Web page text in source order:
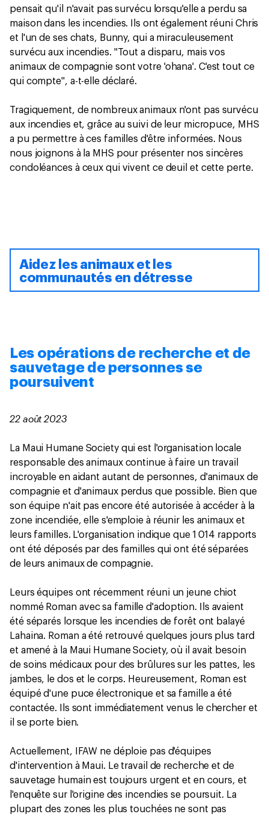
pensait qu'il n'avait pas survécu lorsqu'elle a perdu sa
maison dans les incendies. Ils ont également réuni Chris
et l'un de ses chats, Bunny, qui a miraculeusement
survécu aux incendies. "Tout a disparu, mais vos
animaux de compagnie sont votre 'ohana'. C'est tout ce
qui compte", a-t-elle déclaré.
Tragiquement, de nombreux animaux n'ont pas survécu
aux incendies et, grâce au suivi de leur micropuce, MHS
a pu permettre à ces familles d'être informées. Nous
nous joignons à la MHS pour présenter nos sincères
condoléances à ceux qui vivent ce deuil et cette perte.
Aidez les animaux et les
communautés en détresse
Les opérations de recherche et de
sauvetage de personnes se
poursuivent
22 août 2023
La Maui Humane Society qui est l'organisation locale
responsable des animaux continue à faire un travail
incroyable en aidant autant de personnes, d'animaux de
compagnie et d'animaux perdus que possible. Bien que
son équipe n'ait pas encore été autorisée à accéder à la
zone incendiée, elle s'emploie à réunir les animaux et
leurs familles. L'organisation indique que 1 014 rapports
ont été déposés par des familles qui ont été séparées
de leurs animaux de compagnie.
Leurs équipes ont récemment réuni un jeune chiot
nommé Roman avec sa famille d'adoption. Ils avaient
été séparés lorsque les incendies de forêt ont balayé
Lahaina. Roman a été retrouvé quelques jours plus tard
et amené à la Maui Humane Society, où il avait besoin
de soins médicaux pour des brûlures sur les pattes, les
jambes, le dos et le corps. Heureusement, Roman est
équipé d'une puce électronique et sa famille a été
contactée. Ils sont immédiatement venus le chercher et
il se porte bien.
Actuellement, IFAW ne déploie pas d'équipes
d'intervention à Maui. Le travail de recherche et de
sauvetage humain est toujours urgent et en cours, et
l'enquête sur l'origine des incendies se poursuit. La
plupart des zones les plus touchées ne sont pas